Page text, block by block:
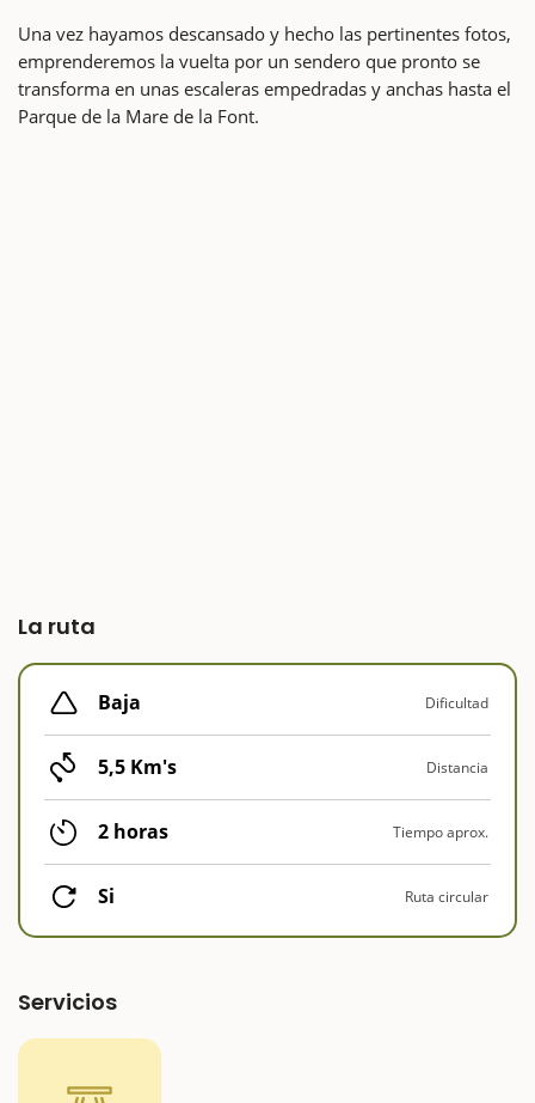
Una vez hayamos descansado y hecho las pertinentes fotos,
emprenderemos la vuelta por un sendero que pronto se
transforma en unas escaleras empedradas y anchas hasta el
Parque de la Mare de la Font.
La ruta
Baja Dificultad
5,5 Km's Distancia
2 horas Tiempo aprox.
Si Ruta circular
Servicios